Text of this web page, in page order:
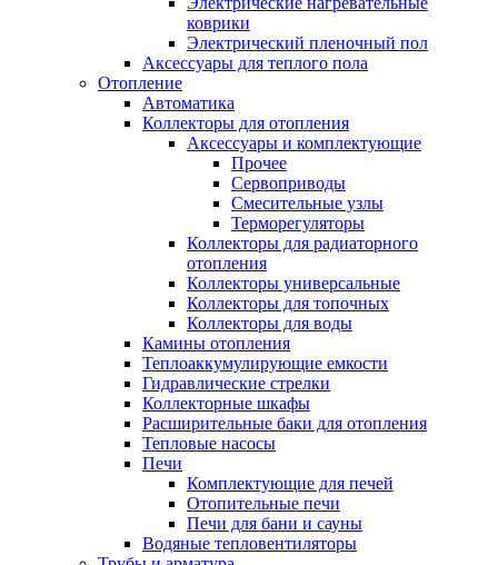
коврики
Электрический пленочный пол
Аксессуары для теплого пола
Отопление
Автоматика
Коллекторы для отопления
Аксессуары и комплектующие
Прочее
Сервоприводы
Смесительные узлы
Терморегуляторы
Коллекторы для радиаторного
отопления
Коллекторы универсальные
Коллекторы для топочных
Коллекторы для воды
Камины отопления
Теплоаккумулирующие емкости
Гидравлические стрелки
Коллекторные шкафы
Расширительные баки для отопления
Тепловые насосы
Печи
Комплектующие для печей
Отопительные печи
Печи для бани и сауны
Водяные тепловентиляторы